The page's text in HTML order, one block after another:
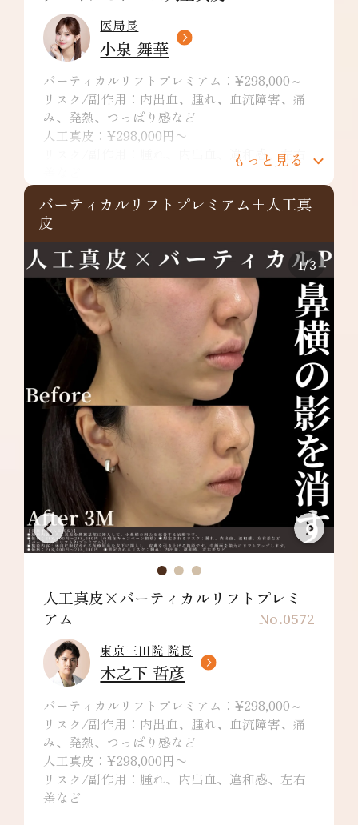
医局長
小泉 舞華
バーティカルリフトプレミアム：¥298,000～
リスク/副作用：内出血、腫れ、血流障害、痛
み、発熱、つっぱり感など
人工真皮：¥298,000円〜
リスク/副作用：腫れ、内出血、違和感、左右
ヒアルロン酸：1cc ¥74,800~ ※別途施術料とし
て￥10,000が発生。デザインによっては特殊注
入料￥22,000が発生。
リスク/副作用：痛み、浮腫み、内出血、発
赤、熱感、つっぱり感、色素沈着、腫れ、硬
結、拘縮、知覚鈍麻などを生じることがありま
す。
もっと見る
バーティカルリフトプレミアム+人工真
皮
1/3
No.0572
人工真皮×バーティカルリフトプレミ
アム
東京三田院 院長
木之下 哲彦
バーティカルリフトプレミアム：¥298,000～
リスク/副作用：内出血、腫れ、血流障害、痛
み、発熱、つっぱり感など
人工真皮：¥298,000円〜
リスク/副作用：腫れ、内出血、違和感、左右
差など